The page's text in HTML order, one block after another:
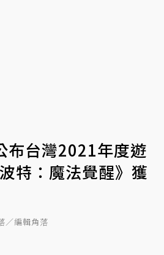
台灣2021年度遊
特：魔法覺醒》獲
／編輯角落